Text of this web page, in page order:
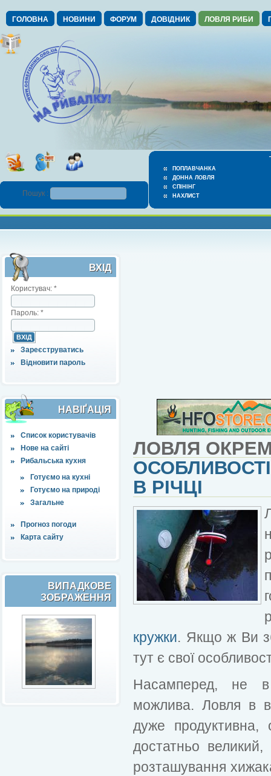
ГОЛОВНА НОВИНИ ФОРУМ ДОВІДНИК ЛОВЛЯ РИБИ
ПОПЛАВЧАНКА
ДОННА ЛОВЛЯ
СПІНІНГ
НАХЛИСТ
Пошук :
ВХІД
Користувач: *
Пароль: *
Зареєструватись
Відновити пароль
НАВІҐАЦІЯ
Список користувачів
Нове на сайті
Рибальська кухня
Готуємо на кухні
Готуємо на природі
Загальне
Прогноз погоди
Карта сайту
ВИПАДКОВЕ
ЗОБРАЖЕННЯ
ЛОВЛЯ
В РІЧЦІ
кружки. Якщо ж Ви
тут є свої
Насамперед, не в
можлива. Ловля в
дуже продуктивна,
достатньо
розташування